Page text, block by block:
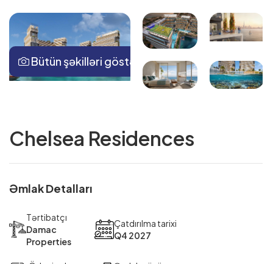
Bütün şəkilləri göstər
Chelsea Residences
Əmlak Detalları
Tərtibatçı
Damac
Properties
Çatdırılma tarixi
Q4 2027